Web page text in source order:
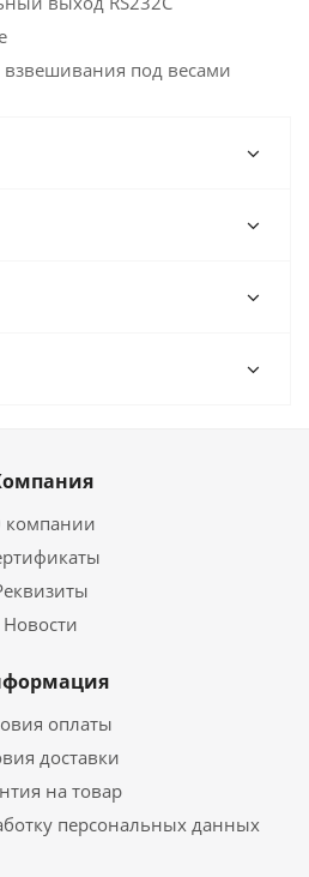
взвешивания под весами
компании
Новости
оплаты
доставки
на товар
персональных данных